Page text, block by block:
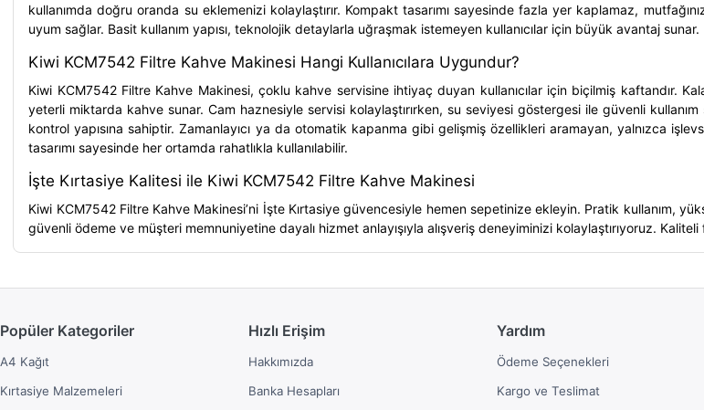
kullanımda doğru oranda su eklemenizi kolaylaştırır. Kompakt tasarımı sayesinde fazla yer kaplamaz,
uyum sağlar. Basit kullanım yapısı, teknolojik detaylarla uğraşmak istemeyen kullanıcılar için büyük avantaj sunar.
Kiwi KCM7542 Filtre Kahve Makinesi Hangi Kullanıcılara Uygundur?
Kiwi KCM7542 Filtre Kahve Makinesi, çoklu kahve servisine ihtiyaç duyan kullanıcılar için biçilmiş kaftandır.
yeterli miktarda kahve sunar. Cam haznesiyle servisi kolaylaştırırken, su seviyesi göstergesi ile güvenli
kontrol yapısına sahiptir. Zamanlayıcı ya da otomatik kapanma gibi gelişmiş özellikleri aramayan, yalnızca
tasarımı sayesinde her ortamda rahatlıkla kullanılabilir.
İşte Kırtasiye Kalitesi ile Kiwi KCM7542 Filtre Kahve Makinesi
Kiwi KCM7542 Filtre Kahve Makinesi’ni İşte Kırtasiyegüvencesiyle hemen sepetinize ekleyin. Pratik kullanım,
güvenli ödeme ve müşteri memnuniyetine dayalı hizmet anlayışıyla alışveriş deneyiminizi kolaylaştırıyoruz.
Popüler Kategoriler
A4 Kağıt
Kırtasiye Malzemeleri
Hızlı Erişim
Hakkımızda
Banka Hesapları
Yardım
Ödeme Seçenekleri
Kargo ve Teslimat